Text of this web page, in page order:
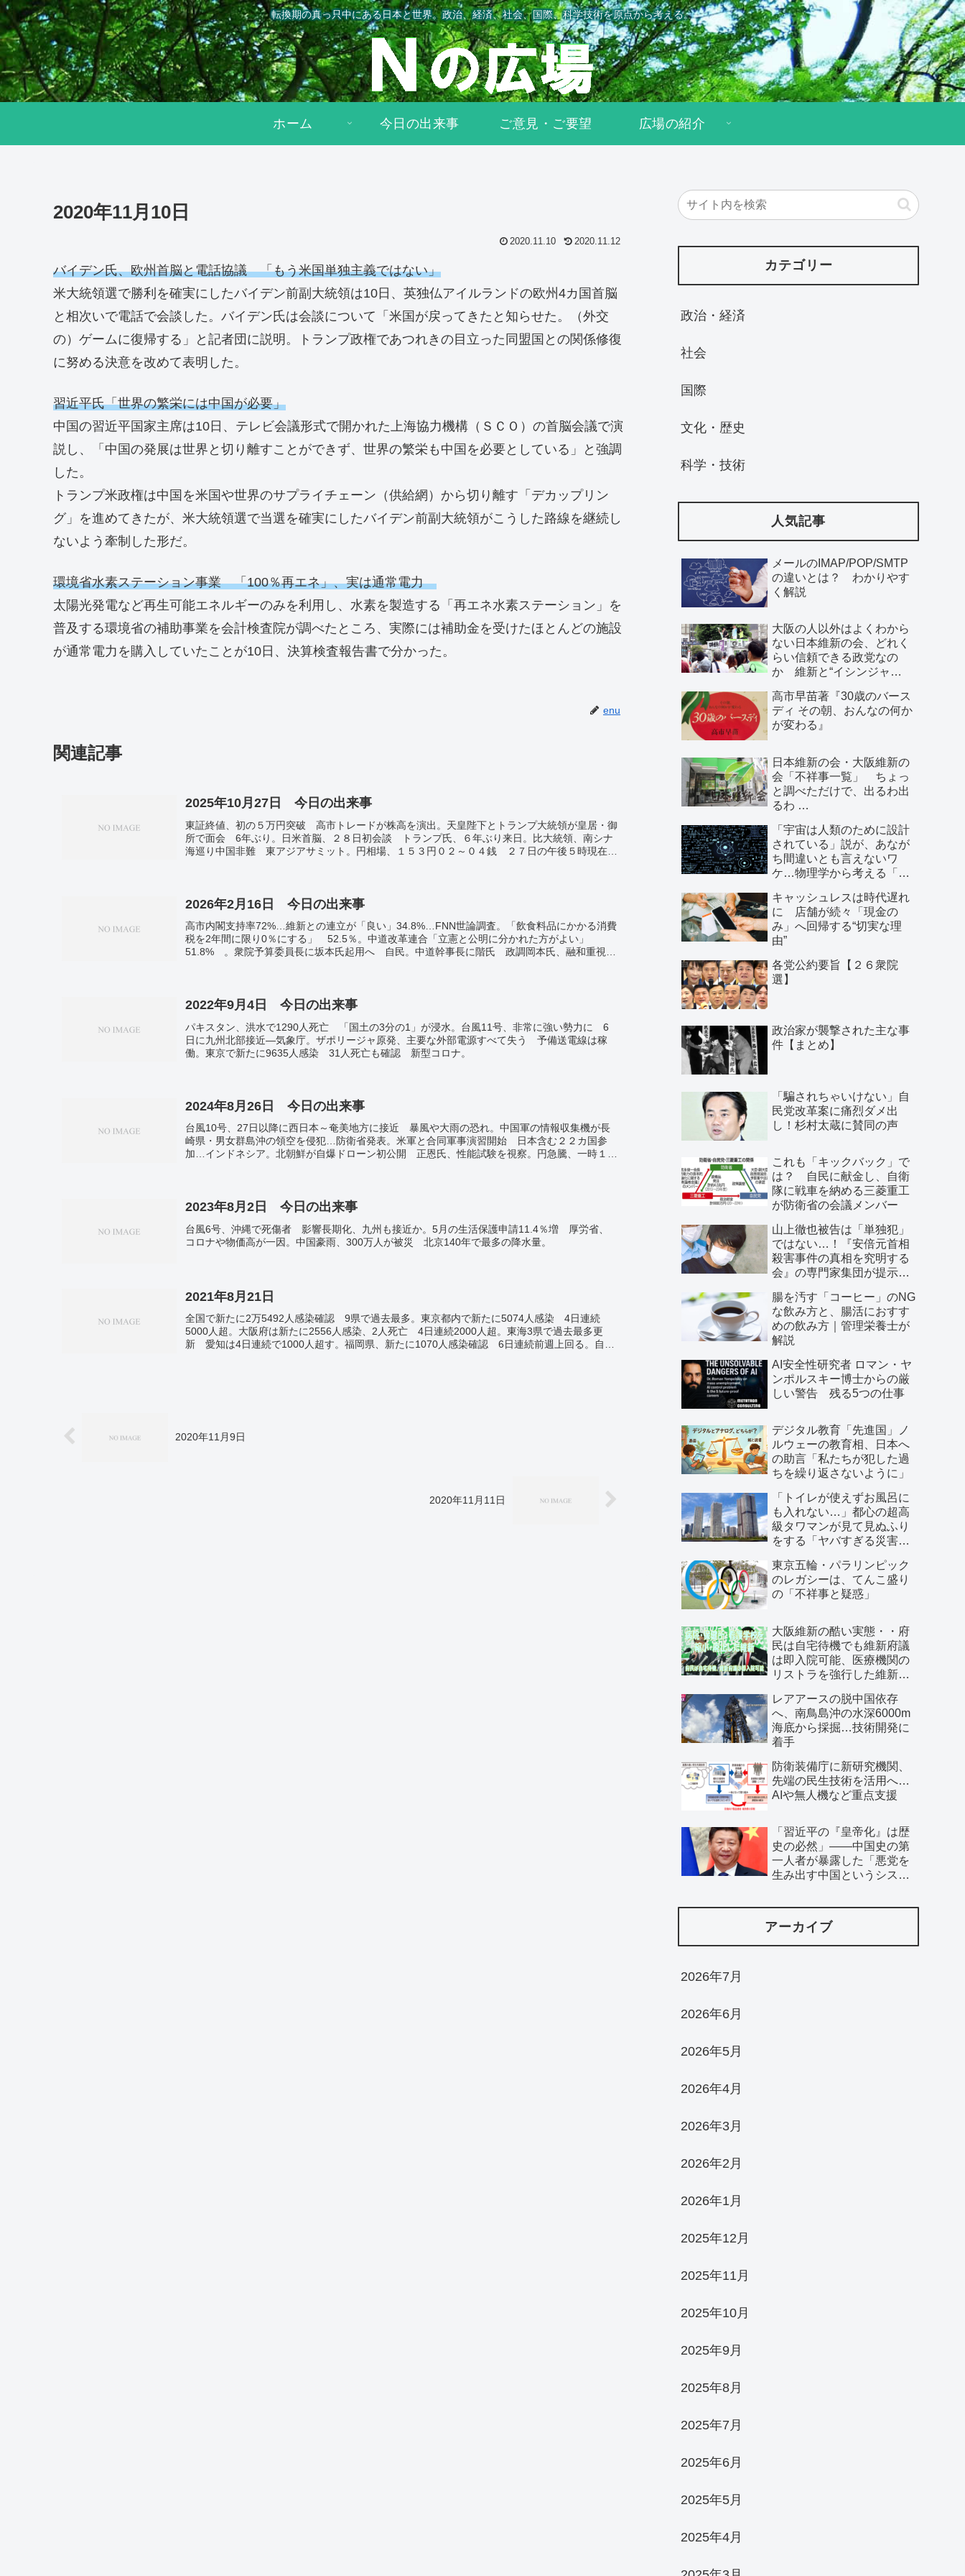
転換期の真っ只中にある日本と世界。政治、経済、社会、国際、科学技術を原点から考える。
ホーム 今日の出来事 ご意見・ご要望 広場の紹介
2020年11月10日
2020.11.10 2020.11.12
バイデン氏、欧州首脳と電話協議 「もう米国単独主義ではない」
米大統領選で勝利を確実にしたバイデン前副大統領は10日、英独仏アイルランドの欧州4カ国首脳
と相次いで電話で会談した。バイデン氏は会談について「米国が戻ってきたと知らせた。（外交
の）ゲームに復帰する」と記者団に説明。トランプ政権であつれきの目立った同盟国との関係修復
に努める決意を改めて表明した。
習近平氏「世界の繁栄には中国が必要」
中国の習近平国家主席は10日、テレビ会議形式で開かれた上海協力機構（ＳＣＯ）の首脳会議で演
説し、「中国の発展は世界と切り離すことができず、世界の繁栄も中国を必要としている」と強調
した。
トランプ米政権は中国を米国や世界のサプライチェーン（供給網）から切り離す「デカップリン
グ」を進めてきたが、米大統領選で当選を確実にしたバイデン前副大統領がこうした路線を継続し
ないよう牽制した形だ。
環境省水素ステーション事業 「100％再エネ」、実は通常電力
太陽光発電など再生可能エネルギーのみを利用し、水素を製造する「再エネ水素ステーション」を
普及する環境省の補助事業を会計検査院が調べたところ、実際には補助金を受けたほとんどの施設
が通常電力を購入していたことが10日、決算検査報告書で分かった。
enu
関連記事
2025年10月27日 今日の出来事
東証終値、初の５万円突破 高市トレードが株高を演出。天皇陛下とトランプ大統領が皇居・御
所で面会 6年ぶり。日米首脳、２８日初会談 トランプ氏、６年ぶり来日。比大統領、南シナ
海巡り中国非難 東アジアサミット。円相場、１５３円０２～０４銭 ２７日の午後５時現在。
2026年2月16日 今日の出来事
高市内閣支持率72%…維新との連立が「良い」34.8%…FNN世論調査。「飲食料品にかかる消費
税を2年間に限り0％にする」 52.5％。中道改革連合「立憲と公明に分かれた方がよい」
51.8% 。衆院予算委員長に坂本氏起用へ 自民。中道幹事長に階氏 政調岡本氏、融和重視―
ブラジル。
2022年9月4日 今日の出来事
パキスタン、洪水で1290人死亡 「国土の3分の1」が浸水。台風11号、非常に強い勢力に 6
日に九州北部接近―気象庁。ザポリージャ原発、主要な外部電源すべて失う 予備送電線は稼
働。東京で新たに9635人感染 31人死亡も確認 新型コロナ。
2024年8月26日 今日の出来事
台風10号、27日以降に西日本～奄美地方に接近 暴風や大雨の恐れ。中国軍の情報収集機が長
崎県・男女群島沖の領空を侵犯…防衛省発表。米軍と合同軍事演習開始 日本含む２２カ国参
加…インドネシア。北朝鮮が自爆ドローン初公開 正恩氏、性能試験を視察。円急騰、一時１４
2023年8月2日 今日の出来事
台風6号、沖縄で死傷者 影響長期化、九州も接近か。5月の生活保護申請11.4％増 厚労省、
コロナや物価高が一因。中国豪雨、300万人が被災 北京140年で最多の降水量。
2021年8月21日
全国で新たに2万5492人感染確認 9県で過去最多。東京都内で新たに5074人感染 4日連続
5000人超。大阪府は新たに2556人感染、2人死亡 4日連続2000人超。東海3県で過去最多更
新 愛知は4日連続で1000人超す。福岡県、新たに1070人感染確認 6日連続前週上回る。自宅
2020年11月9日
2020年11月11日
カテゴリー
政治・経済
社会
国際
文化・歴史
科学・技術
人気記事
メールのIMAP/POP/SMTP
の違いとは？ わかりやす
く解説
大阪の人以外はよくわから
ない日本維新の会、どれく
らい信頼できる政党なの
か 維新と“イシンジャ
る、大阪で起きていること
高市早苗著『30歳のバース
ディ その朝、おんなの何か
が変わる』
日本維新の会・大阪維新の
会「不祥事一覧」 ちょっ
と調べただけで、出るわ出
るわ …
「宇宙は人類のために設計
されている」説が、あなが
ち間違いとも言えないワ
ケ…物理学から考える「こ
キャッシュレスは時代遅れ
に 店舗が続々「現金の
み」へ回帰する“切実な理
由”
各党公約要旨【２６衆院
選】
政治家が襲撃された主な事
件【まとめ】
「騙されちゃいけない」自
民党改革案に痛烈ダメ出
し！杉村太蔵に賛同の声
これも「キックバック」で
は？ 自民に献金し、自衛
隊に戦車を納める三菱重工
が防衛省の会議メンバー
山上徹也被告は「単独犯」
ではない…！『安倍元首相
殺害事件の真相を究明する
会』の専門家集団が提示し
腸を汚す「コーヒー」のNG
な飲み方と、腸活におすす
めの飲み方｜管理栄養士が
解説
AI安全性研究者 ロマン・ヤ
ンポルスキー博士からの厳
しい警告 残る5つの仕事
デジタル教育「先進国」ノ
ルウェーの教育相、日本へ
の助言「私たちが犯した過
ちを繰り返さないように」
「トイレが使えずお風呂に
も入れない…」都心の超高
級タワマンが見て見ぬふり
をする「ヤバすぎる災害リ
東京五輪・パラリンピック
のレガシーは、てんこ盛り
の「不祥事と疑惑」
大阪維新の酷い実態・・府
民は自宅待機でも維新府議
は即入院可能、医療機関の
リストラを強行した維新、
開催…
レアアースの脱中国依存
へ、南鳥島沖の水深6000m
海底から採掘…技術開発に
着手
防衛装備庁に新研究機関、
先端の民生技術を活用へ…
AIや無人機など重点支援
「習近平の『皇帝化』は歴
史の必然」――中国史の第
一人者が暴露した「悪党を
生み出す中国というシステ
アーカイブ
2026年7月
2026年6月
2026年5月
2026年4月
2026年3月
2026年2月
2026年1月
2025年12月
2025年11月
2025年10月
2025年9月
2025年8月
2025年7月
2025年6月
2025年5月
2025年4月